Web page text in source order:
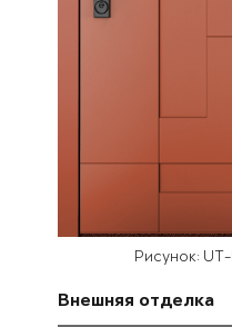
Рисунок: UT-
Внешняя отделка